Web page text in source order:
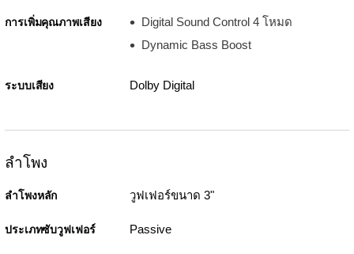
การเพิ่มคุณภาพเสียง
Digital Sound Control 4 โหมด
Dynamic Bass Boost
ระบบเสียง Dolby Digital
ลำโพง
ลำโพงหลัก วูฟเฟอร์ขนาด 3"
ประเภทซับวูฟเฟอร์ Passive